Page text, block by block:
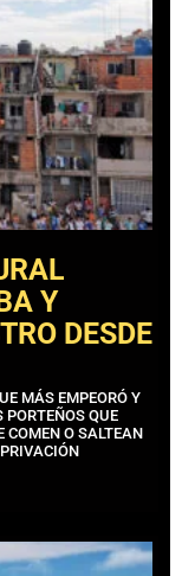
Y
DESDE
MÁS EMPEORÓ Y
PORTEÑOS QUE
COMEN O SALTEAN